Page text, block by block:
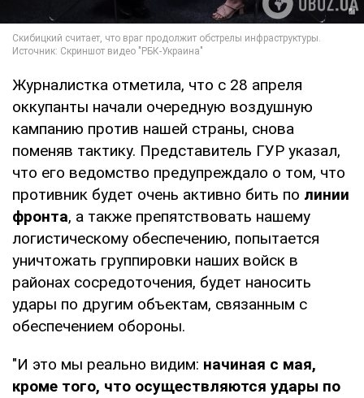
Журналистка отметила, что с 28 апреля
оккупанты начали очередную воздушную
кампанию против нашей страны, снова
поменяв тактику. Представитель ГУР указал,
что его ведомство предупреждало о том, что
противник будет очень активно бить по линии
фронта, а также препятствовать нашему
логистическому обеспечению, попытается
уничтожать группировки наших войск в
районах сосредоточения, будет наносить
удары по другим объектам, связанным с
обеспечением обороны.
"И это мы реально видим: начиная с мая,
кроме того, что осуществляются удары по